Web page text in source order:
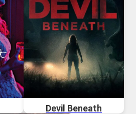
Devil Beneath